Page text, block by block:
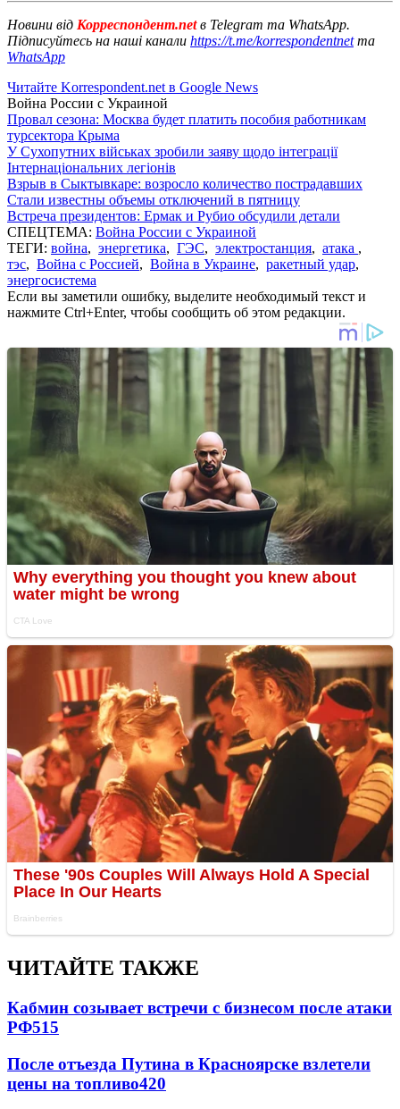
Новини від Корреспондент.netв Telegram та WhatsApp.
Підписуйтесь на наші канали https://t.me/korrespondentnetта
WhatsApp
Читайте Korrespondent.net в Google News
Война России с Украиной
Провал сезона: Москва будет платить пособия работникам
турсектора Крыма
У Сухопутних військах зробили заяву щодо інтеграції
Інтернаціональних легіонів
Взрыв в Сыктывкаре: возросло количество пострадавших
Стали известны объемы отключений в пятницу
Встреча президентов: Ермак и Рубио обсудили детали
СПЕЦТЕМА: Война России с Украиной
ТЕГИ: война, энергетика, ГЭС, электростанция, атака ,
тэс, Война с Россией, Война в Украине, ракетный удар,
энергосистема
Если вы заметили ошибку, выделите необходимый текст и
нажмите Ctrl+Enter, чтобы сообщить об этом редакции.
ЧИТАЙТЕ ТАКЖЕ
Кабмин созывает встречи с бизнесом после атаки
РФ515
После отъезда Путина в Красноярске взлетели
цены на топливо420